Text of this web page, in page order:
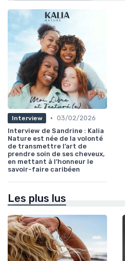
Interview • 03/02/2026
Interview de Sandrine : Kalia
Nature est née de la volonté
de transmettre l’art de
prendre soin de ses cheveux,
en mettant à l’honneur le
savoir-faire caribéen
Les plus lus